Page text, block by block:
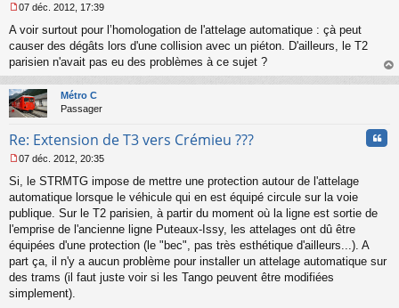
u
e
s
g
e
n
n
u
07 déc. 2012, 17:39
A voir surtout pour l’homologation de l'attelage automatique : çà peut
causer des dégâts lors d'une collision avec un piéton. D'ailleurs, le T2
parisien n'avait pas eu des problèmes à ce sujet ?
au
Métro C
Passager
Re: Extension de T3 vers Crémieu ???
e
s
s
g
e
n
o
n
07 déc. 2012, 20:35
Si, le STRMTG impose de mettre une protection autour de l'attelage
automatique lorsque le véhicule qui en est équipé circule sur la voie
publique. Sur le T2 parisien, à partir du moment où la ligne est sortie de
l'emprise de l'ancienne ligne Puteaux-Issy, les attelages ont dû être
équipées d'une protection (le "bec", pas très esthétique d'ailleurs...). A
part ça, il n'y a aucun problème pour installer un attelage automatique sur
des trams (il faut juste voir si les Tango peuvent être modifiées
simplement).